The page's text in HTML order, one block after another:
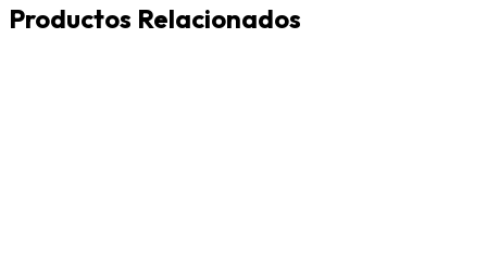
Productos Relacionados